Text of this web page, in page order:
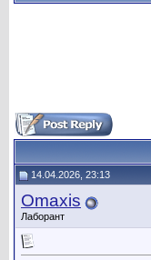
14.04.2026, 23:13
Omaxis
Лаборант